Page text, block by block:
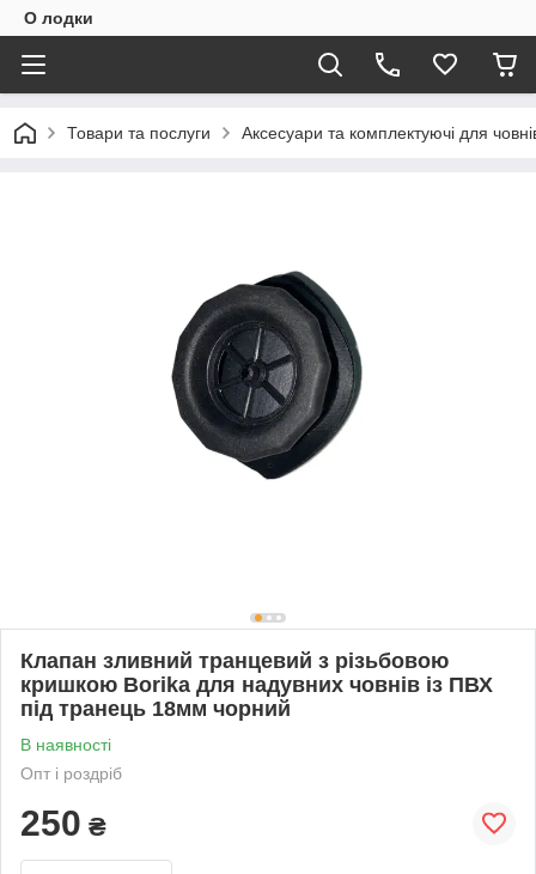
О лодки
Товари та послуги Аксесуари та комплектуючі для
Клапан зливний транцевий з різьбовою
кришкою Borika для надувних човнів із ПВХ
під транець 18мм чорний
В наявності
Опт і роздріб
250 ₴